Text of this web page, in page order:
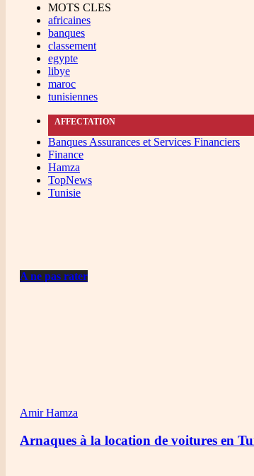
MOTS CLES
africaines
banques
classement
egypte
libye
maroc
tunisiennes
AFFECTATION
Banques Assurances et Services Financiers
Finance
Hamza
TopNews
Tunisie
A ne pas rater
Amir Hamza
Arnaques à la location de voitures en